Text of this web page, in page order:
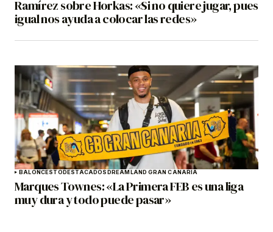
Ramírez sobre Horkas: «Si no quiere jugar, pues
igual nos ayuda a colocar las redes»
BALONCESTODESTACADOSDREAMLAND GRAN CANARIA
Marques Townes: «La Primera FEB es una liga
muy dura y todo puede pasar»